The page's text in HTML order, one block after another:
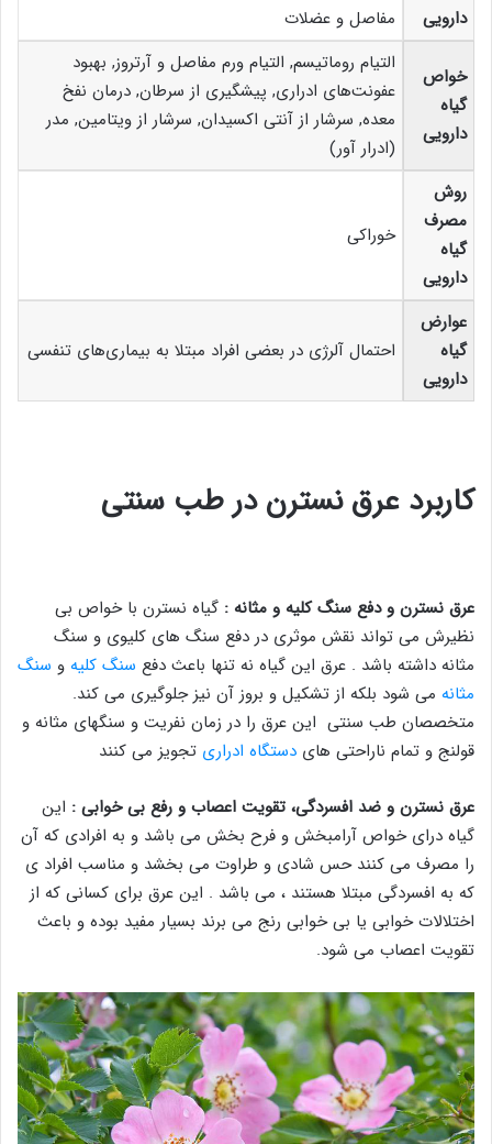
دارویی
مفاصل و عضلات
خواص
گیاه
دارویی
التیام روماتیسم, التیام ورم مفاصل و آرتروز, بهبود
عفونت‌های ادراری, پیشگیری از سرطان, درمان نفخ
معده, سرشار از آنتی اکسیدان, سرشار از ویتامین, مدر
(ادرار آور)
روش
مصرف
گیاه
دارویی
خوراکی
عوارض
گیاه
دارویی
احتمال آلرژی در بعضی افراد مبتلا به بیماری‌های تنفسی
کاربرد عرق نسترن در طب سنتی
عرق نسترن و دفع سنگ کلیه و مثانه : گیاه نسترن با خواص بی
نظیرش می تواند نقش موثری در دفع سنگ های کلیوی و سنگ
مثانه داشته باشد . عرق این گیاه نه تنها باعث دفع سنگ کلیه و سنگ
مثانه می شود بلکه از تشکیل و بروز آن نیز جلوگیری می کند.
متخصصان طب سنتی این عرق را در زمان نفریت و سنگهای مثانه و
قولنج و تمام ناراحتی های دستگاه ادراری تجویز می کنند
عرق نسترن و ضد افسردگی، تقویت اعصاب و رفع بی خوابی : این
گیاه درای خواص آرامبخش و فرح بخش می باشد و به افرادی که آن
را مصرف می کنند حس شادی و طراوت می بخشد و مناسب افراد ی
که به افسردگی مبتلا هستند ، می باشد . این عرق برای کسانی که از
اختلالات خوابی یا بی خوابی رنج می برند بسیار مفید بوده و باعث
تقویت اعصاب می شود.